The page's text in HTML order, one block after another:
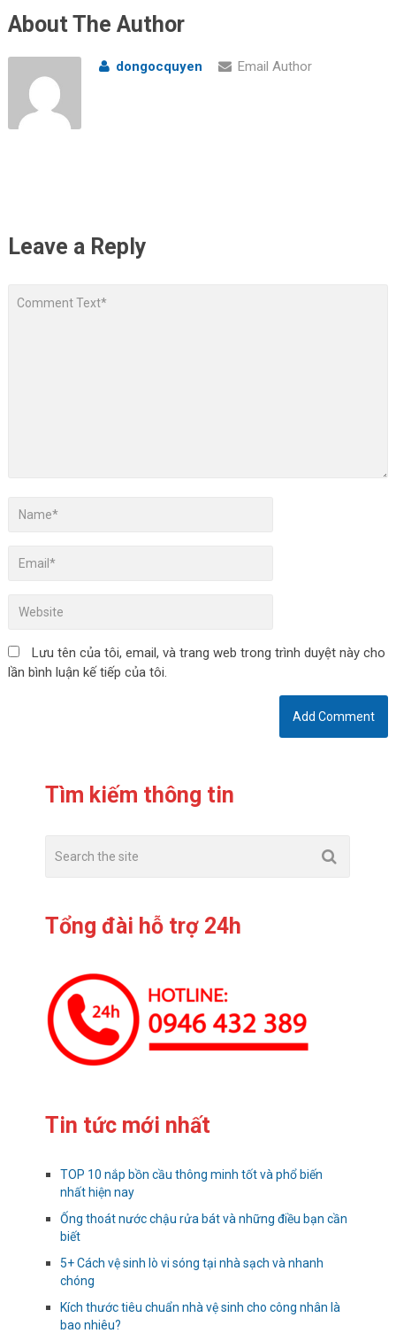
About The Author
dongocquyen Email Author
Leave a Reply
Lưu tên của tôi, email, và trang web trong trình duyệt này cho
lần bình luận kế tiếp của tôi.
Tìm kiếm thông tin
Tổng đài hỗ trợ 24h
Tin tức mới nhất
TOP 10 nắp bồn cầu thông minh tốt và phổ biến
nhất hiện nay
Ống thoát nước chậu rửa bát và những điều bạn cần
biết
5+ Cách vệ sinh lò vi sóng tại nhà sạch và nhanh
chóng
Kích thước tiêu chuẩn nhà vệ sinh cho công nhân là
bao nhiêu?